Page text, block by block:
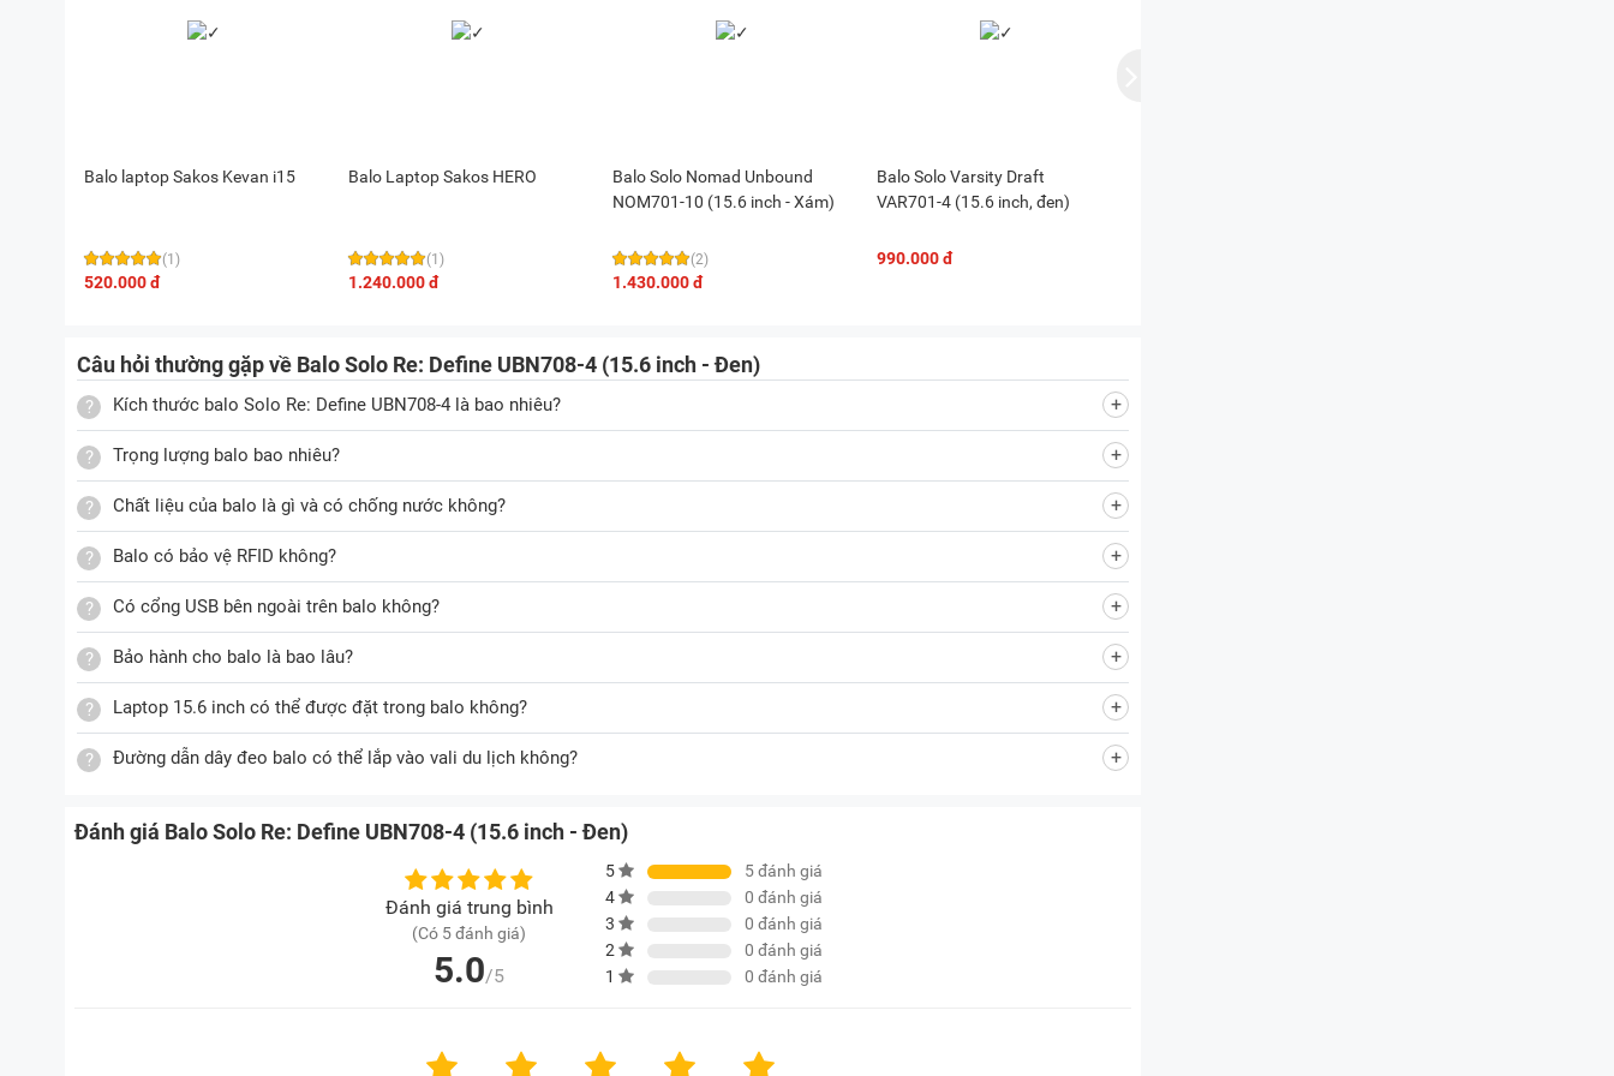
Balo laptop Sakos Kevan i15
(1)
520.000 đ
Balo Laptop Sakos HERO
(1)
1.240.000 đ
Balo Solo Nomad Unbound
NOM701-10 (15.6 inch - Xám)
(2)
1.430.000 đ
Balo Solo Varsity Draft
VAR701-4 (15.6 inch, đen)
990.000 đ
Câu hỏi thường gặp về Balo Solo Re: Define UBN708-4 (15.6 inch - Đen)
Kích thước balo Solo Re: Define UBN708-4 là bao nhiêu?
Trọng lượng balo bao nhiêu?
Chất liệu của balo là gì và có chống nước không?
Balo có bảo vệ RFID không?
Có cổng USB bên ngoài trên balo không?
Bảo hành cho balo là bao lâu?
Laptop 15.6 inch có thể được đặt trong balo không?
Đường dẫn dây đeo balo có thể lắp vào vali du lịch không?
Đánh giá Balo Solo Re: Define UBN708-4 (15.6 inch - Đen)
Đánh giá trung bình
(Có 5 đánh giá)
5.0/5
5 5đánh giá
4
0 đánh giá
3
0 đánh giá
2
0 đánh giá
1
0 đánh giá